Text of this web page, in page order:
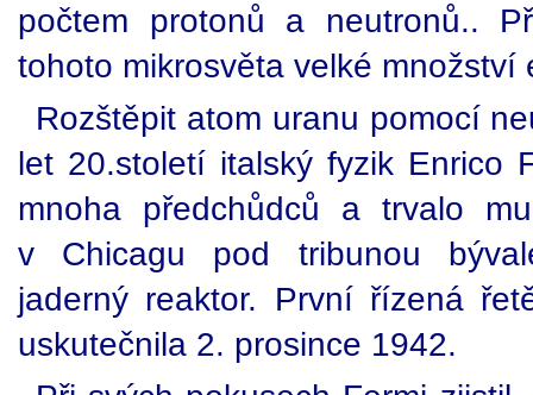
počtem protonů a neutronů..
tohoto mikrosvěta velké množství
Rozštěpit atom uranu pomocí
let 20.století italský fyzik Enrico
mnoha předchůdců a trvalo
v Chicagu pod tribunou
jaderný reaktor. První řízená
uskutečnila 2. prosince 1942.